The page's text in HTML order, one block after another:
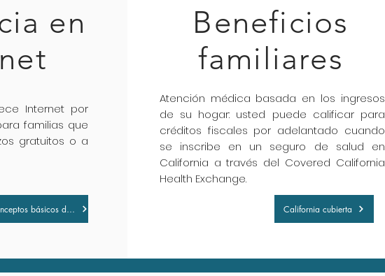
en
Internet por
familias que
gratuitos o a
Conceptos básicos de Internet
Beneficios
familiares
Atención médica basada en los ingresos
de su hogar: usted puede calificar para
créditos fiscales por adelantado cuando
se inscribe en un seguro de salud en
California a través del Covered California
Health Exchange.
California cubierta